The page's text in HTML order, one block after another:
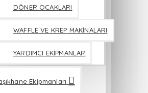
DÖNER OCAKLARI
WAFFLE VE KREP MAKİNALARI
YARDIMCI EKİPMANLAR
Ekipmanları